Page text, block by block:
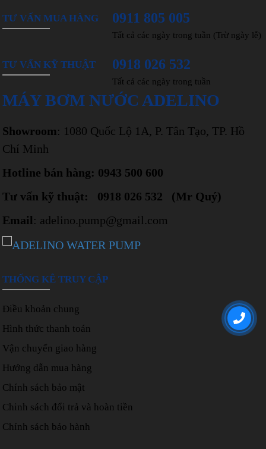
TƯ VẤN MUA HÀNG 0911 805 005
Tất cả các ngày trong tuần (Trừ ngày lễ)
TƯ VẤN KỸ THUẬT 0918 026 532
Tất cả các ngày trong tuần
MÁY BƠM NƯỚC ADELINO
Showroom: 1080 Quốc Lộ 1A, P. Tân Tạo, TP. Hồ
Chí Minh
Hotline bán hàng: 0943 500 600
Tư vấn kỹ thuật: 0918 026 532 (Mr Quý)
Email: adelino.pump@gmail.com
THỐNG KÊ TRUY CẬP
Điều khoản chung
Hình thức thanh toán
Vận chuyển giao hàng
Hướng dẫn mua hàng
Chính sách bảo mật
Chinh sách đổi trả và hoàn tiền
Chính sách bảo hành